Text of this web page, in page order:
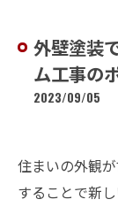
外壁塗装
ム工事の
2023/09/05
住まいの外観
することで新